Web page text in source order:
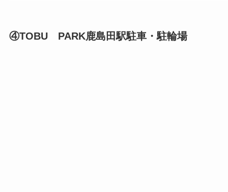
④TOBU PARK鹿島田駅駐車・駐輪場